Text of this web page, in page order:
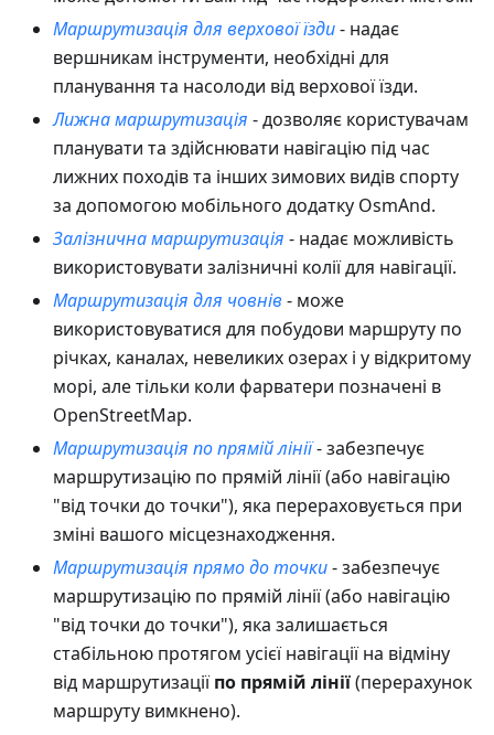
Маршрутизація для верхової їзди- надає
вершникам інструменти, необхідні для
планування та насолоди від верхової їзди.
Лижна маршрутизація - дозволяє користувачам
планувати та здійснювати навігацію під час
лижних походів та інших зимових видів спорту
за допомогою мобільного додатку OsmAnd.
Залізнична маршрутизація - надає можливість
використовувати залізничні колії для навігації.
Маршрутизація для човнів- може
використовуватися для побудови маршруту по
річках, каналах, невеликих озерах і у відкритому
морі, але тільки коли фарватери позначені в
OpenStreetMap.
Маршрутизація по прямій лінії- забезпечує
маршрутизацію по прямій лінії (або навігацію
"від точки до точки"), яка перераховується при
зміні вашого місцезнаходження.
Маршрутизація прямо до точки- забезпечує
маршрутизацію по прямій лінії (або навігацію
"від точки до точки"), яка залишається
стабільною протягом усієї навігації на відміну
від маршрутизаціїпо прямій лінії(перерахунок
маршруту вимкнено).